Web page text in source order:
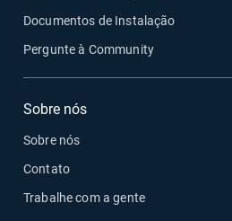
Documentos de Instalação
Pergunte à Community
Sobre nós
Sobre nós
Contato
Trabalhe com a gente